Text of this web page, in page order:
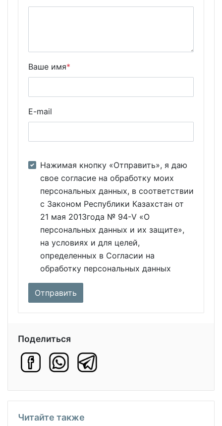
Ваше имя*
E-mail
Нажимая кнопку «Отправить», я даю
свое согласие на обработку моих
персональных данных, в соответствии
с Законом Республики Казахстан от
21 мая 2013года № 94-V «О
персональных данных и их защите»,
на условиях и для целей,
определенных в Согласии на
обработку персональных данных
Поделиться
Читайте также